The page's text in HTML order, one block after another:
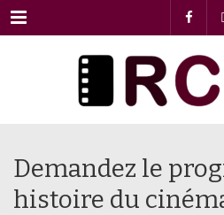
Menu
Demandez le
histoire du